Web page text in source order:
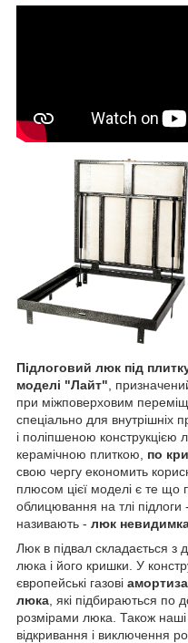
Підлоговий люк під
моделі "Лайт" ,
при міжповерховим
спеціально для
і поліпшеною
керамічною плиткою, по
свою чергу економить
плюсом цієї моделі є те що
облицювання на тлі
називають - люк
Люк в підвал складається з
люка і його кришки. У
європейські газові
люка , які підбираються по
розмірами люка. Також наші
відкривання і виключення